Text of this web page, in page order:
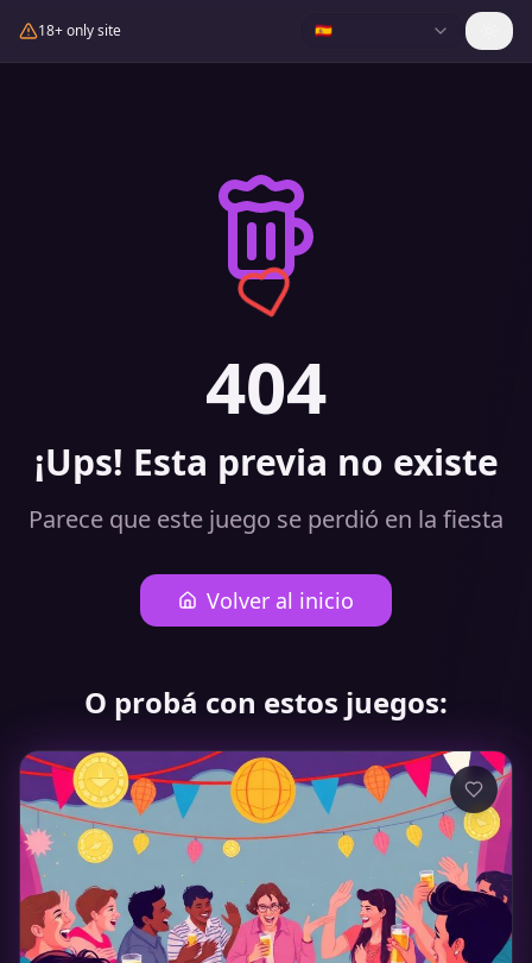
18+ only site 🇪🇸
404
¡Ups! Esta previa no existe
Parece que este juego se perdió en la fiesta
Volver al inicio
O probá con estos juegos: